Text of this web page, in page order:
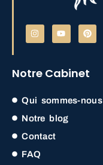
Notre Cabinet
Qui sommes-nous
Notre blog
Contact
FAQ